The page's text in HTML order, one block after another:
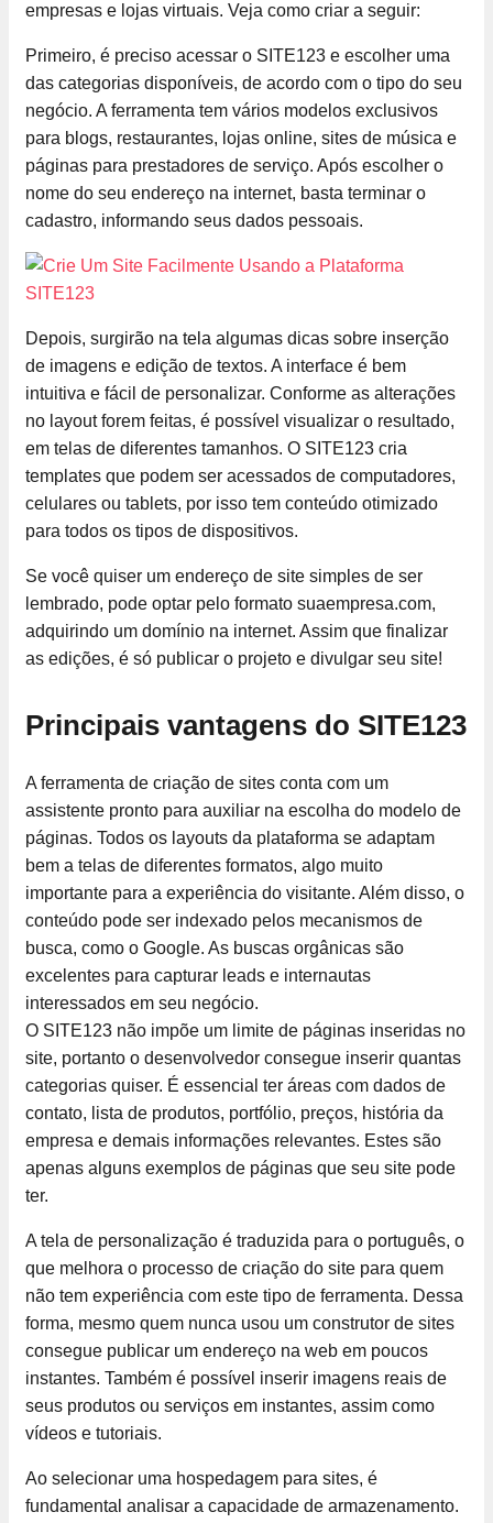
empresas e lojas virtuais. Veja como criar a seguir:
Primeiro, é preciso acessar o SITE123 e escolher uma
das categorias disponíveis, de acordo com o tipo do seu
negócio. A ferramenta tem vários modelos exclusivos
para blogs, restaurantes, lojas online, sites de música e
páginas para prestadores de serviço. Após escolher o
nome do seu endereço na internet, basta terminar o
cadastro, informando seus dados pessoais.
Depois, surgirão na tela algumas dicas sobre inserção
de imagens e edição de textos. A interface é bem
intuitiva e fácil de personalizar. Conforme as alterações
no layout forem feitas, é possível visualizar o resultado,
em telas de diferentes tamanhos. O SITE123 cria
templates que podem ser acessados de computadores,
celulares ou tablets, por isso tem conteúdo otimizado
para todos os tipos de dispositivos.
Se você quiser um endereço de site simples de ser
lembrado, pode optar pelo formato suaempresa.com,
adquirindo um domínio na internet. Assim que finalizar
as edições, é só publicar o projeto e divulgar seu site!
Principais vantagens do SITE123
A ferramenta de criação de sites conta com um
assistente pronto para auxiliar na escolha do modelo de
páginas. Todos os layouts da plataforma se adaptam
bem a telas de diferentes formatos, algo muito
importante para a experiência do visitante. Além disso, o
conteúdo pode ser indexado pelos mecanismos de
busca, como o Google. As buscas orgânicas são
excelentes para capturar leads e internautas
interessados em seu negócio.
O SITE123 não impõe um limite de páginas inseridas no
site, portanto o desenvolvedor consegue inserir quantas
categorias quiser. É essencial ter áreas com dados de
contato, lista de produtos, portfólio, preços, história da
empresa e demais informações relevantes. Estes são
apenas alguns exemplos de páginas que seu site pode
ter.
A tela de personalização é traduzida para o português, o
que melhora o processo de criação do site para quem
não tem experiência com este tipo de ferramenta. Dessa
forma, mesmo quem nunca usou um construtor de sites
consegue publicar um endereço na web em poucos
instantes. Também é possível inserir imagens reais de
seus produtos ou serviços em instantes, assim como
vídeos e tutoriais.
Ao selecionar uma hospedagem para sites, é
fundamental analisar a capacidade de armazenamento.